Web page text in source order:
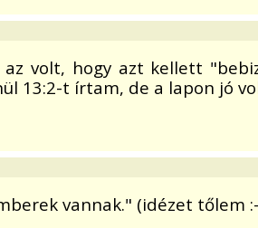
volt, hogy azt kellett
13:2-t írtam, de a lapon jó
vannak." (idézet tőlem